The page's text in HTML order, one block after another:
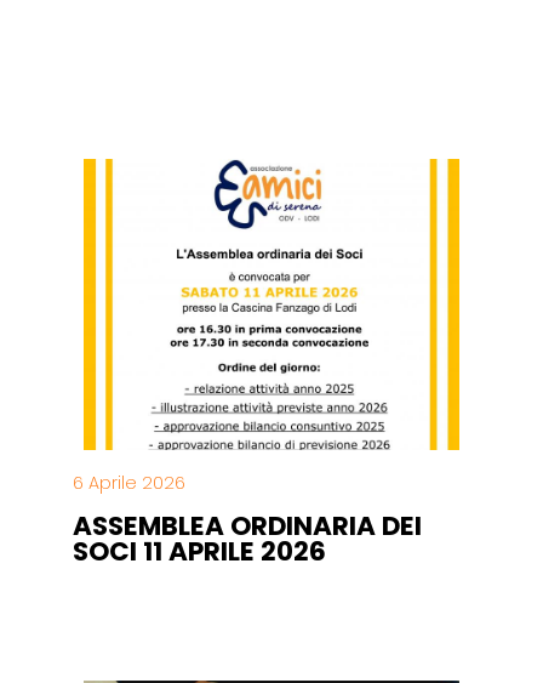
6 Aprile 2026
ASSEMBLEA ORDINARIA DEI
SOCI 11 APRILE 2026